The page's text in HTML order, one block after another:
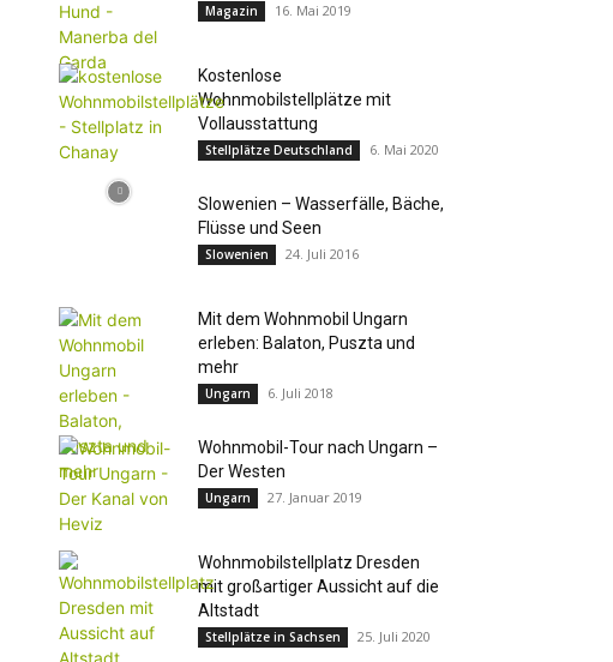
Magazin 16. Mai 2019
Kostenlose
Wohnmobilstellplätze mit
Vollausstattung
Stellplätze Deutschland 6. Mai 2020
Slowenien – Wasserfälle, Bäche,
Flüsse und Seen
Slowenien 24. Juli 2016
Mit dem Wohnmobil Ungarn
erleben: Balaton, Puszta und
mehr
Ungarn 6. Juli 2018
Wohnmobil-Tour nach Ungarn –
Der Westen
Ungarn 27. Januar 2019
Wohnmobilstellplatz Dresden
mit großartiger Aussicht auf die
Altstadt
Stellplätze in Sachsen 25. Juli 2020